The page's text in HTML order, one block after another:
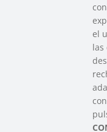
el
las